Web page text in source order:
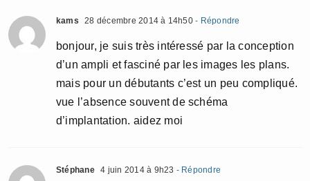
kams 28 décembre 2014 à 14h50- Répondre
bonjour, je suis très intéressé par la conception
d’un ampli et fasciné par les images les plans.
mais pour un débutants c’est un peu compliqué.
vue l’absence souvent de schéma
d’implantation. aidez moi
Stéphane 4 juin 2014 à 9h23 - Répondre